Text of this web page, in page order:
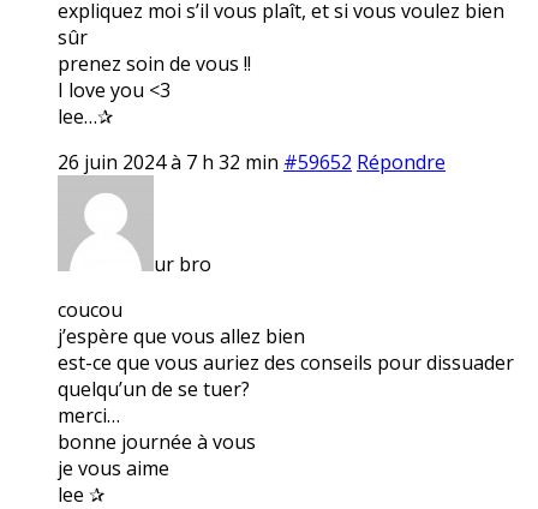
expliquez moi s’il vous plaît, et si vous voulez bien
sûr
prenez soin de vous !!
I love you <3
lee…✰
26 juin 2024 à 7 h 32 min #59652 Répondre
ur bro
coucou
j’espère que vous allez bien
est-ce que vous auriez des conseils pour dissuader
quelqu’un de se tuer?
merci…
bonne journée à vous
je vous aime
lee ✰